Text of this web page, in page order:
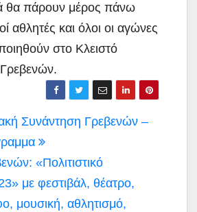
θα πάρουν μέρος πάνω
αθλητές και όλοι οι αγώνες
στο Κλειστό
Συνάντηση Γρεβενών –
«Πολιτιστικό
με φεστιβάλ, θέατρο,
μουσική, αθλητισμό,